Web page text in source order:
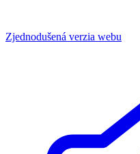
Zjednodušená verzia webu